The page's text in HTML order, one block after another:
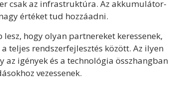
csak az infrastruktúra. Az akkumulátor-
értéket tud hozzáadni.
hogy olyan partnereket keressenek,
teljes rendszerfejlesztés között. Az ilyen
igények és a technológia összhangban
vezessenek.